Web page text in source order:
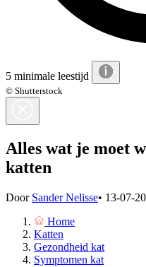
5 minimale leestijd
© Shutterstock
Alles wat je moet
katten
Door Sander Nelisse• 13-07-
Home
Katten
Gezondheid kat
Symptomen kat